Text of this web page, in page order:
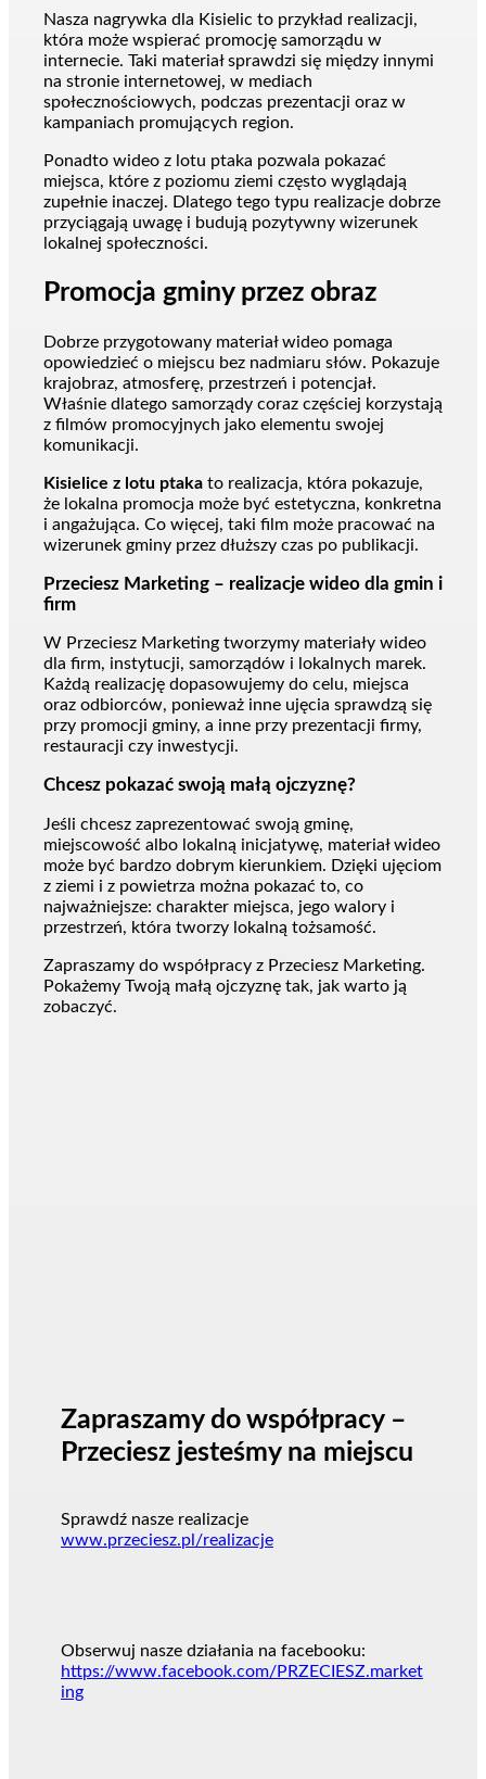
Nasza nagrywka dla Kisielic to przykład realizacji,
która może wspierać promocję samorządu w
internecie. Taki materiał sprawdzi się między innymi
na stronie internetowej, w mediach
społecznościowych, podczas prezentacji oraz w
kampaniach promujących region.
Ponadto wideo z lotu ptaka pozwala pokazać
miejsca, które z poziomu ziemi często wyglądają
zupełnie inaczej. Dlatego tego typu realizacje dobrze
przyciągają uwagę i budują pozytywny wizerunek
lokalnej społeczności.
Promocja gminy przez obraz
Dobrze przygotowany materiał wideo pomaga
opowiedzieć o miejscu bez nadmiaru słów. Pokazuje
krajobraz, atmosferę, przestrzeń i potencjał.
Właśnie dlatego samorządy coraz częściej korzystają
z filmów promocyjnych jako elementu swojej
komunikacji.
Kisielice z lotu ptaka to realizacja, która pokazuje,
że lokalna promocja może być estetyczna, konkretna
i angażująca. Co więcej, taki film może pracować na
wizerunek gminy przez dłuższy czas po publikacji.
Przeciesz Marketing – realizacje wideo dla gmin i
firm
W Przeciesz Marketing tworzymy materiały wideo
dla firm, instytucji, samorządów i lokalnych marek.
Każdą realizację dopasowujemy do celu, miejsca
oraz odbiorców, ponieważ inne ujęcia sprawdzą się
przy promocji gminy, a inne przy prezentacji firmy,
restauracji czy inwestycji.
Chcesz pokazać swoją małą ojczyznę?
Jeśli chcesz zaprezentować swoją gminę,
miejscowość albo lokalną inicjatywę, materiał wideo
może być bardzo dobrym kierunkiem. Dzięki ujęciom
z ziemi i z powietrza można pokazać to, co
najważniejsze: charakter miejsca, jego walory i
przestrzeń, która tworzy lokalną tożsamość.
Zapraszamy do współpracy z Przeciesz Marketing.
Pokażemy Twoją małą ojczyznę tak, jak warto ją
zobaczyć.
Zapraszamy do współpracy –
Przeciesz jesteśmy na miejscu
Sprawdź nasze realizacje
www.przeciesz.pl/realizacje
Obserwuj nasze działania na facebooku:
https://www.facebook.com/PRZECIESZ.market
ing